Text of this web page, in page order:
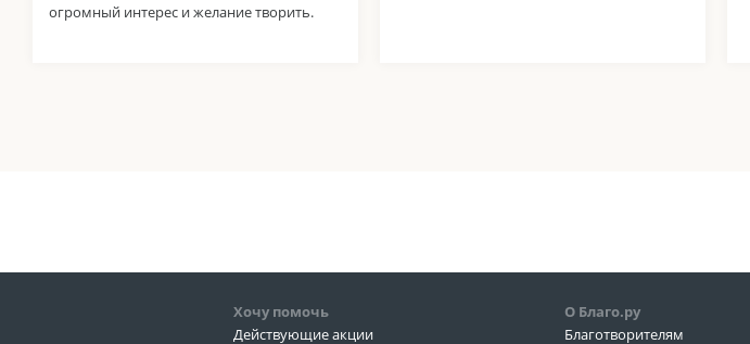
огромный интерес и желание творить.
Хочу помочь
Действующие акции
О Благо.ру
Благотворителям